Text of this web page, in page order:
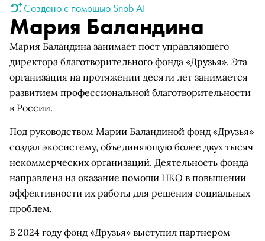
Создано с помощью Snob AI
Мария Баландина
Мария Баландина занимает пост управляющего
директора благотворительного фонда «Друзья». Эта
организация на протяжении десяти лет занимается
развитием профессиональной благотворительности
в России.
Под руководством Марии Баландиной фонд «Друзья»
создал экосистему, объединяющую более двух тысяч
некоммерческих организаций. Деятельность фонда
направлена на оказание помощи НКО в повышении
эффективности их работы для решения социальных
проблем.
В 2024 году фонд «Друзья» выступил партнером